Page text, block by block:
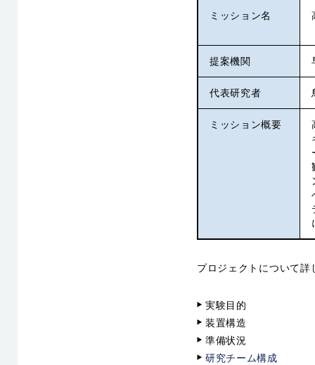
ミッション名
提案機関
代表研究者
ミッション概要
プロジェクトについて
実験目的
装置構造
準備状況
研究チーム構成